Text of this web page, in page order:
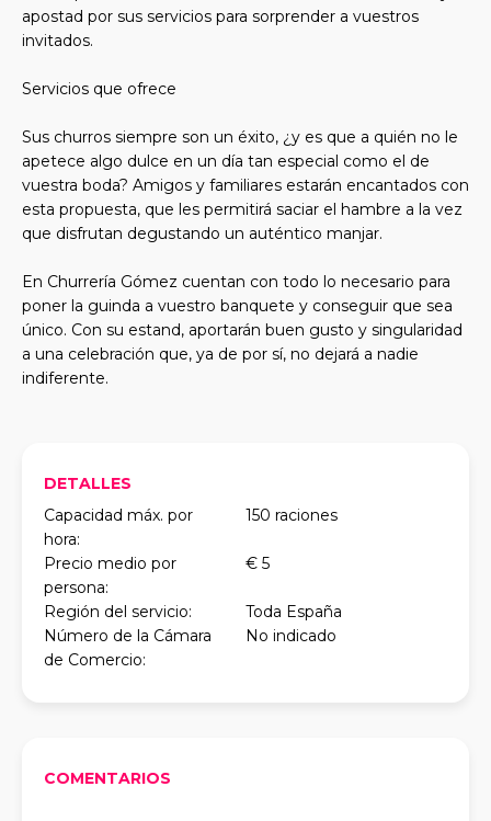
apostad por sus servicios para sorprender a vuestros
invitados.
Servicios que ofrece
Sus churros siempre son un éxito, ¿y es que a quién no le
apetece algo dulce en un día tan especial como el de
vuestra boda? Amigos y familiares estarán encantados con
esta propuesta, que les permitirá saciar el hambre a la vez
que disfrutan degustando un auténtico manjar.
En Churrería Gómez cuentan con todo lo necesario para
poner la guinda a vuestro banquete y conseguir que sea
único. Con su estand, aportarán buen gusto y singularidad
a una celebración que, ya de por sí, no dejará a nadie
indiferente.
DETALLES
Capacidad máx. por
hora:
150 raciones
Precio medio por
persona:
€ 5
Región del servicio:
Toda España
Número de la Cámara
de Comercio:
No indicado
COMENTARIOS